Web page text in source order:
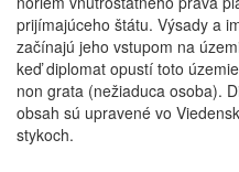
prijímajúceho štátu. Výsady a
začínajú jeho vstupom na
keď diplomat opustí toto
non grata (nežiaduca osoba).
obsah sú upravené vo
stykoch.